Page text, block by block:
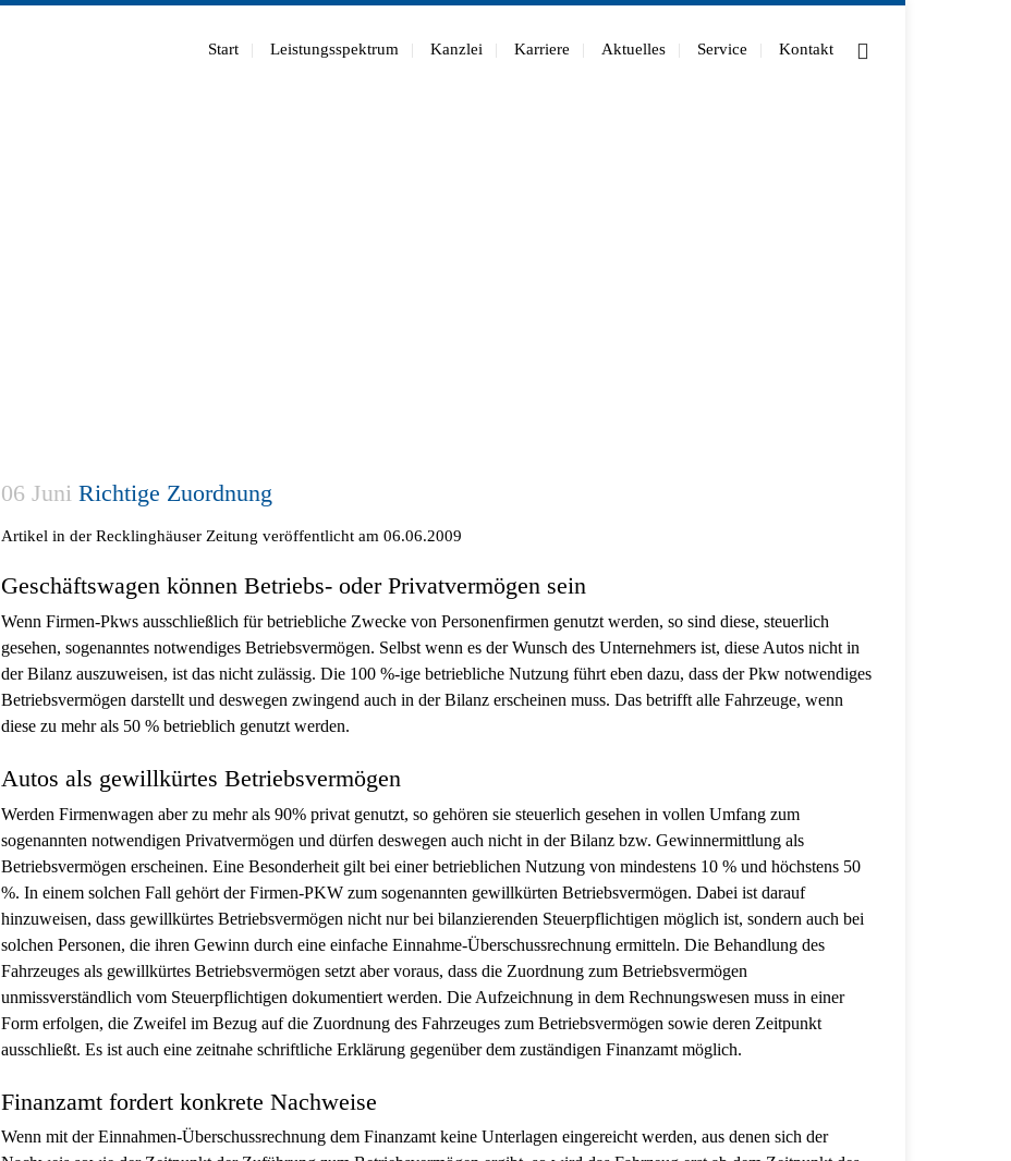
Start Leistungsspektrum Kanzlei Karriere Aktuelles Service Kontakt
06 Juni Richtige Zuordnung
Artikel in der Recklinghäuser Zeitung veröffentlicht am 06.06.2009
Geschäftswagen können Betriebs- oder Privatvermögen sein
Wenn Firmen-Pkws ausschließlich für betriebliche Zwecke von Personenfirmen genutzt werden, so sind diese, steuerlich
gesehen, sogenanntes notwendiges Betriebsvermögen. Selbst wenn es der Wunsch des Unternehmers ist, diese Autos nicht in
der Bilanz auszuweisen, ist das nicht zulässig. Die 100 %-ige betriebliche Nutzung führt eben dazu, dass der Pkw notwendiges
Betriebsvermögen darstellt und deswegen zwingend auch in der Bilanz erscheinen muss. Das betrifft alle Fahrzeuge, wenn
diese zu mehr als 50 % betrieblich genutzt werden.
Autos als gewillkürtes Betriebsvermögen
Werden Firmenwagen aber zu mehr als 90% privat genutzt, so gehören sie steuerlich gesehen in vollen Umfang zum
sogenannten notwendigen Privatvermögen und dürfen deswegen auch nicht in der Bilanz bzw. Gewinnermittlung als
Betriebsvermögen erscheinen. Eine Besonderheit gilt bei einer betrieblichen Nutzung von mindestens 10 % und höchstens 50
%. In einem solchen Fall gehört der Firmen-PKW zum sogenannten gewillkürten Betriebsvermögen. Dabei ist darauf
hinzuweisen, dass gewillkürtes Betriebsvermögen nicht nur bei bilanzierenden Steuerpflichtigen möglich ist, sondern auch bei
solchen Personen, die ihren Gewinn durch eine einfache Einnahme-Überschussrechnung ermitteln. Die Behandlung des
Fahrzeuges als gewillkürtes Betriebsvermögen setzt aber voraus, dass die Zuordnung zum Betriebsvermögen
unmissverständlich vom Steuerpflichtigen dokumentiert werden. Die Aufzeichnung in dem Rechnungswesen muss in einer
Form erfolgen, die Zweifel im Bezug auf die Zuordnung des Fahrzeuges zum Betriebsvermögen sowie deren Zeitpunkt
ausschließt. Es ist auch eine zeitnahe schriftliche Erklärung gegenüber dem zuständigen Finanzamt möglich.
Finanzamt fordert konkrete Nachweise
Wenn mit der Einnahmen-Überschussrechnung dem Finanzamt keine Unterlagen eingereicht werden, aus denen sich der